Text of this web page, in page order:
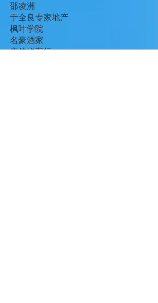
邵凌洲
于全良专家地产
枫叶学院
名豪酒家
广信修车行